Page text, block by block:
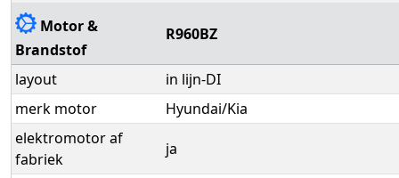
Motor &
Brandstof
R960BZ
layout
in lijn-DI
merk motor
Hyundai/Kia
elektromotor af
fabriek
ja